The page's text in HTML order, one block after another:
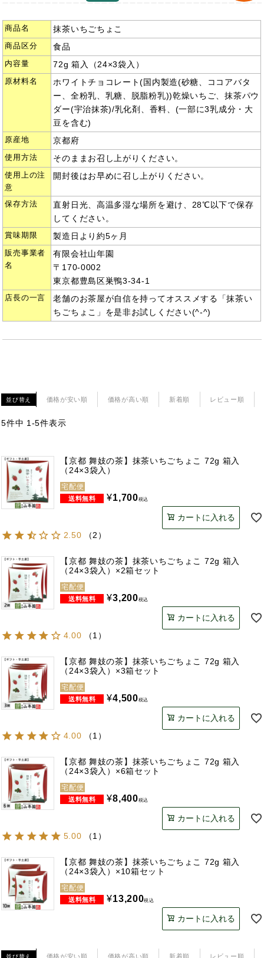
商品名 抹茶いちごちょこ
商品区分 食品
内容量 72g 箱入（24×3袋入）
原材料名
ホワイトチョコレート(国内製造(砂糖、ココアバタ
ー、全粉乳、乳糖、脱脂粉乳))乾燥いちご、抹茶パウ
ダー(宇治抹茶)/乳化剤、香料、(一部に3乳成分・大
豆を含む)
原産地 京都府
使用方法 そのままお召し上がりください。
使用上の注
意
開封後はお早めに召し上がりください。
保存方法
直射日光、高温多湿な場所を避け、28℃以下で保存
してください。
賞味期限 製造日より約5ヶ月
販売事業者
名
有限会社山年園
〒170-0002
東京都豊島区巣鴨3-34-1
店長の一言
老舗のお茶屋が自信を持ってオススメする「抹茶い
ちごちょこ」を是非お試しください(^-^)
並び替え 価格が安い順 価格が高い順 新着順 レビュー順
5件中 1-5件表示
【京都 舞妓の茶】抹茶いちごちょこ 72g 箱入
（24×3袋入）
宅配便
¥1,700税込
カートに入れる
2.50
（2 ）
【京都 舞妓の茶】抹茶いちごちょこ 72g 箱入
（24×3袋入）×2箱セット
宅配便
¥3,200税込
カートに入れる
4.00
（1）
【京都 舞妓の茶】抹茶いちごちょこ 72g 箱入
（24×3袋入）×3箱セット
宅配便
¥4,500税込
カートに入れる
4.00
（1）
【京都 舞妓の茶】抹茶いちごちょこ 72g 箱入
（24×3袋入）×6箱セット
宅配便
¥8,400税込
カートに入れる
5.00
（1）
【京都 舞妓の茶】抹茶いちごちょこ 72g 箱入
（24×3袋入）×10箱セット
宅配便
¥13,200税込
カートに入れる
並び替え 価格が安い順 価格が高い順 新着順 レビュー順